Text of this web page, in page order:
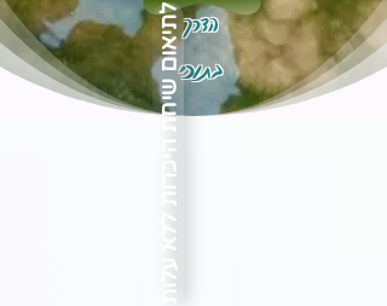
הדרך
בתוכילתיאום שיחת היכרות ללא עלות